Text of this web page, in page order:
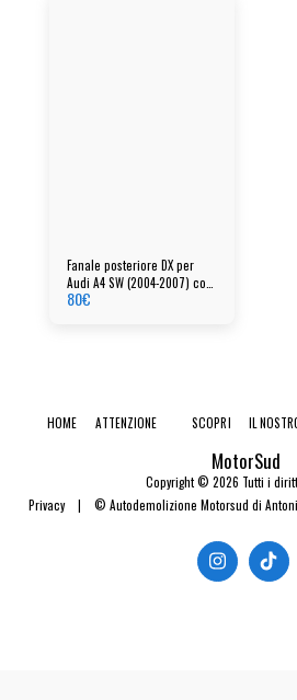
Fanale posteriore DX per
Audi A4 SW (2004-2007) cod:
8e9945096e
80€
MotorSud
Copyright © 2026 Tutti i
Privacy| © Autodemolizione Motorsud di
HOME ATTENZIONE SCOPRI IL